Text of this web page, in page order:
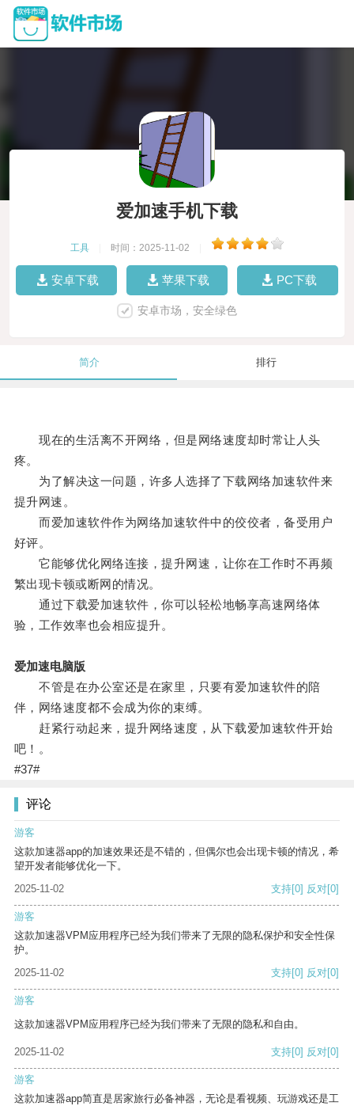
爱加速手机下载
工具 时间：2025-11-02
安卓下载 苹果下载 PC下载
安卓市场，安全绿色
简介 排行
现在的生活离不开网络，但是网络速度却时常让人头
疼。
为了解决这一问题，许多人选择了下载网络加速软件来
提升网速。
而爱加速软件作为网络加速软件中的佼佼者，备受用户
好评。
它能够优化网络连接，提升网速，让你在工作时不再频
繁出现卡顿或断网的情况。
通过下载爱加速软件，你可以轻松地畅享高速网络体
验，工作效率也会相应提升。
爱加速电脑版
不管是在办公室还是在家里，只要有爱加速软件的陪
伴，网络速度都不会成为你的束缚。
赶紧行动起来，提升网络速度，从下载爱加速软件开始
吧！。
#37#
评论
游客
这款加速器app的加速效果还是不错的，但偶尔也会出现卡顿的情况，希
望开发者能够优化一下。
2025-11-02
支持[0] 反对[0]
游客
这款加速器VPM应用程序已经为我们带来了无限的隐私保护和安全性保
护。
2025-11-02
支持[0] 反对[0]
游客
这款加速器VPM应用程序已经为我们带来了无限的隐私和自由。
2025-11-02 支持[0] 反对[0]
游客
这款加速器app简直是居家旅行必备神器，无论是看视频、玩游戏还是工